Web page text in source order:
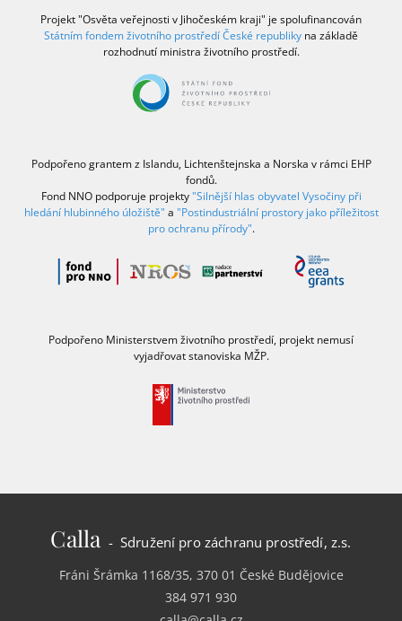
Projekt "Osvěta veřejnosti v Jihočeském kraji" je spolufinancován
Státním fondem životního prostředí České republiky na základě
rozhodnutí ministra životního prostředí.
Podpořeno grantem z Islandu, Lichtenštejnska a Norska v rámci EHP
fondů.
Fond NNO podporuje projekty"Silnější hlas obyvatel Vysočiny při
hledání hlubinného úložiště" a "Postindustriální prostory jako příležitost
pro ochranu přírody".
Podpořeno Ministerstvem životního prostředí, projekt nemusí
vyjadřovat stanoviska MŽP.
Calla- Sdružení pro záchranu prostředí, z.s.
Fráni Šrámka 1168/35, 370 01 České Budějovice
384 971 930